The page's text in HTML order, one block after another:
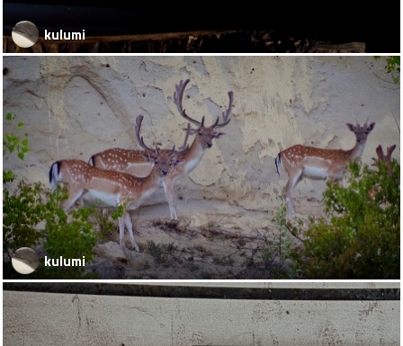
kulumi
kulumi